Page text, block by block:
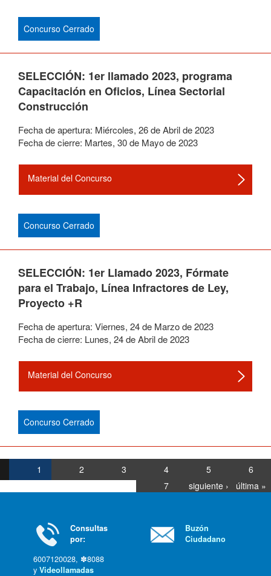
Concurso Cerrado
SELECCIÓN: 1er llamado 2023, programa
Capacitación en Oficios, Línea Sectorial
Construcción
Fecha de apertura: Miércoles, 26deAbrilde2023
Fecha de cierre: Martes, 30de Mayode2023
Material del Concurso
Concurso Cerrado
SELECCIÓN: 1er Llamado 2023, Fórmate
para el Trabajo, Línea Infractores de Ley,
Proyecto +R
Fecha de apertura: Viernes, 24de Marzode2023
Fecha de cierre: Lunes, 24deAbrilde2023
Material del Concurso
Concurso Cerrado
1 2 3 4 5
6
7
siguiente › última »
Consultas
por:
6007120028, ✽8088
y Videollamadas
Buzón
Ciudadano